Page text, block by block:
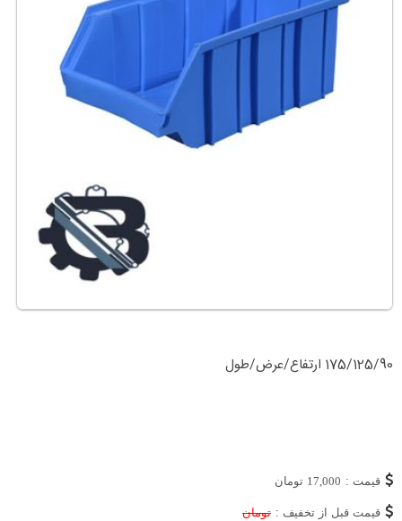
175/125/90 ارتفاع/عرض/طول
قیمت : 17,000 تومان
قیمت قبل از تخفیف : تومان